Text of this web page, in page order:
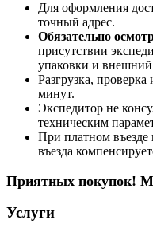
Для оформления
точный адрес.
Обязательно
присутствии
упаковки и
Разгрузка,
минут.
Экспедитор не
техническим
При платном въезде
въезда
Приятных покупок!
Услуги